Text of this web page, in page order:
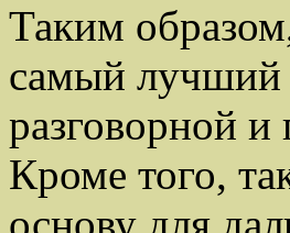
Таким
самый лучший
разговорной
Кроме того,
основу для